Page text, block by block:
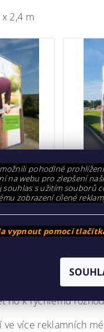
2,4 m
nákupu/
jak získat pozornost
stojany.
produktu
ho k rychlému
více reklamních
pohodlné
na webu pro zlepšení
souhlas s užitím souborů
zobrazení cílené
vypnout pomocí